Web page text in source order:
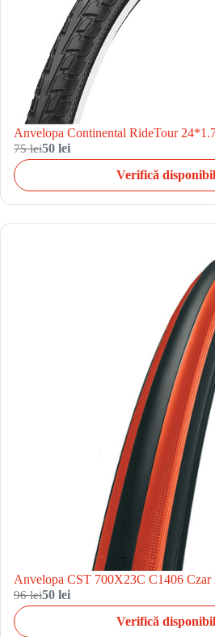
Anvelopa Continental RideTour
75 lei50 lei
Verifică
Anvelopa CST 700X23C C1406
96 lei50 lei
Verifică